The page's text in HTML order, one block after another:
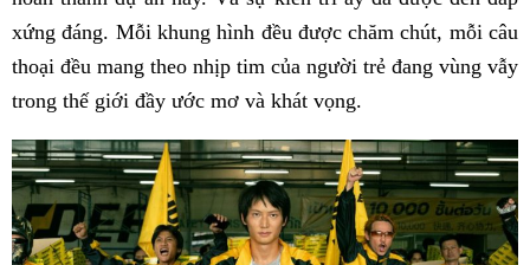
xứng đáng. Mỗi khung hình đều được chăm chút, mỗi câu
thoại đều mang theo nhịp tim của người trẻ đang vùng vẫy
trong thế giới đầy ước mơ và khát vọng.